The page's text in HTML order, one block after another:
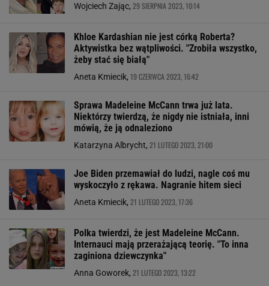
Wojciech Zając, 29 SIERPNIA 2023, 10:14
Khloe Kardashian nie jest córką Roberta?
Aktywistka bez wątpliwości. "Zrobiła wszystko,
żeby stać się białą"
Aneta Kmiecik, 19 CZERWCA 2023, 16:42
Sprawa Madeleine McCann trwa już lata.
Niektórzy twierdzą, że nigdy nie istniała, inni
mówią, że ją odnaleziono
Katarzyna Albrycht, 21 LUTEGO 2023, 21:00
Joe Biden przemawiał do ludzi, nagle coś mu
wyskoczyło z rękawa. Nagranie hitem sieci
Aneta Kmiecik, 21 LUTEGO 2023, 17:36
Polka twierdzi, że jest Madeleine McCann.
Internauci mają przerażającą teorię. "To inna
zaginiona dziewczynka"
Anna Goworek, 21 LUTEGO 2023, 13:22